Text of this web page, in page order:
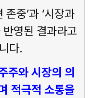
중’과 ‘시장과
반영된 결과라고
다.
주와 시장의 의
적극적 소통을